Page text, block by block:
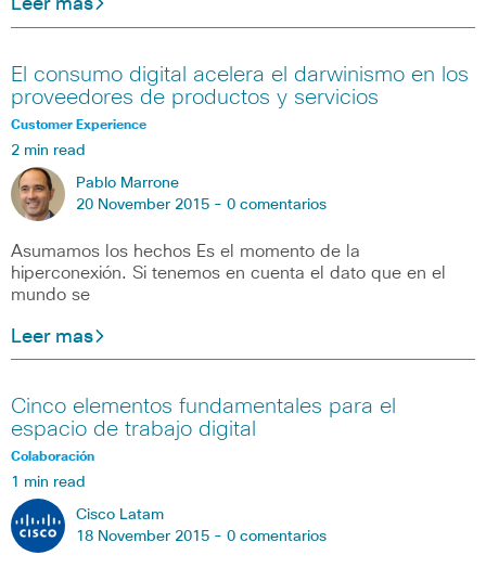
Leer mas
El consumo digital acelera el darwinismo en los
proveedores de productos y servicios
Customer Experience
2 min read
Pablo Marrone
20 November 2015 - 0 comentarios
Asumamos los hechos Es el momento de la
hiperconexión. Si tenemos en cuenta el dato que en el
mundo se
Leer mas
Cinco elementos fundamentales para el
espacio de trabajo digital
Colaboración
1 min read
Cisco Latam
18 November 2015 - 0 comentarios